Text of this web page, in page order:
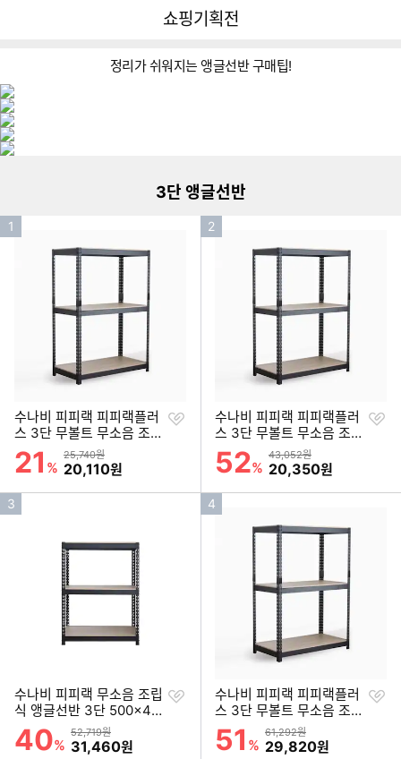
다나와
쇼핑기획전
정리가 쉬워지는 앵글선반 구매팁!
3단 앵글선반
인1
수나비 피피랙 피피랙플러
스 3단 무볼트 무소음 조립
식 앵글선반 600x400 (18
0cm(높이))
할인률
21 %
상품금액
25,740원
할인금액
20,110원
찜
인
2
수나비 피피랙 피피랙플러
스 3단 무볼트 무소음 조립
식 앵글선반 1000x300 (1
50cm(높이))
할인률
52%
상품금액
43,052원
할인금액
20,350원
찜
인
3
수나비 피피랙 무소음 조립
식 앵글선반 3단 500x40
0 (120cm(높이))
할인률
40%
상품금액
52,719원
할인금액
31,460원
찜
인
4
수나비 피피랙 피피랙플러
스 3단 무볼트 무소음 조립
식 앵글선반 1000x300 (1
80cm(높이))
할인률
51 %
상품금액
61,292원
할인금액
29,820원
찜